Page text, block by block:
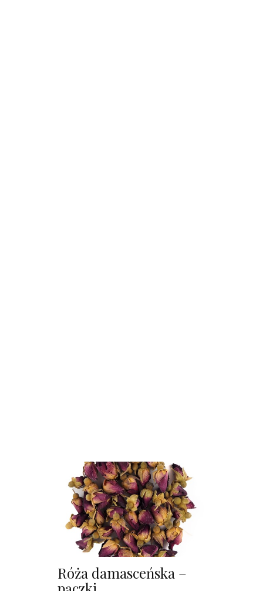
Róża damasceńska –